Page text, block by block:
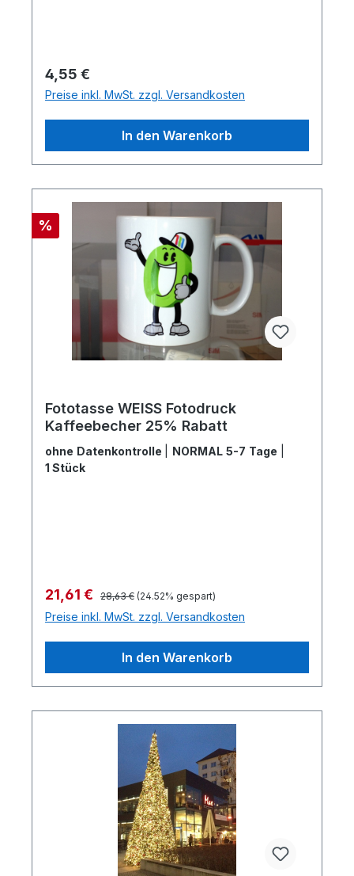
Regulärer Preis:
4,55 €
Preise inkl. MwSt. zzgl. Versandkosten
In den Warenkorb
Rabatt
%
Fototasse WEISS Fotodruck
Kaffeebecher 25% Rabatt
ohne Datenkontrolle NORMAL 5-7 Tage
1 Stück
Verkaufspreis:
21,61 € Regulärer Preis:
28,63 € (24.52% gespart)
Preise inkl. MwSt. zzgl. Versandkosten
In den Warenkorb